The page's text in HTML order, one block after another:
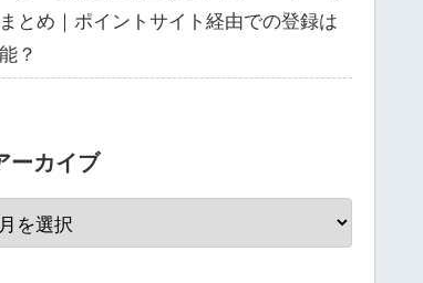
とめ｜ポイントサイト経由での登録は
？
ーカイブ